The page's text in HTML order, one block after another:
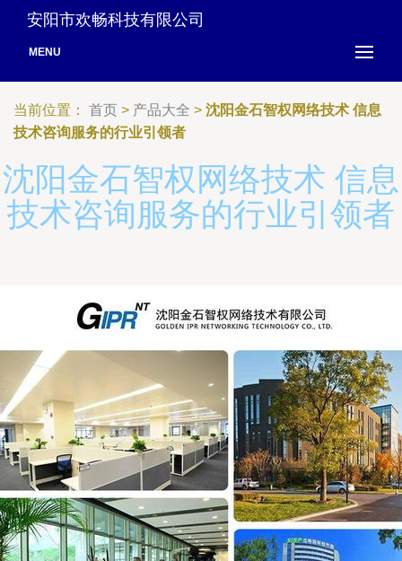
安阳市欢畅科技有限公司
MENU
当前位置： 首页 > 产品大全 > 沈阳金石智权网络技术 信息
技术咨询服务的行业引领者
沈阳金石智权网络技术 信息
技术咨询服务的行业引领者